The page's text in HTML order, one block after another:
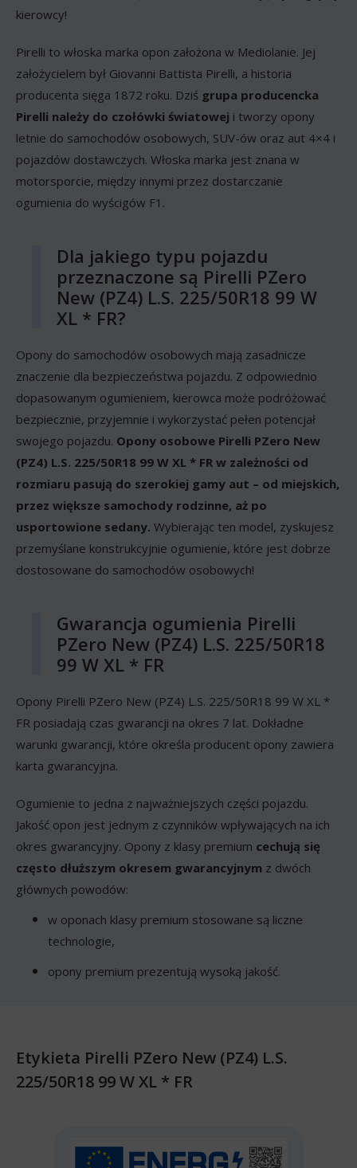
kierowcy!
Pirelli to włoska marka opon założona w Mediolanie. Jej
założycielem był Giovanni Battista Pirelli, a historia
producenta sięga 1872 roku. Dziś grupa producencka
Pirelli należy do czołówki światowej i tworzy opony
letnie do samochodów osobowych, SUV-ów oraz aut 4×4 i
pojazdów dostawczych. Włoska marka jest znana w
motorsporcie, między innymi przez dostarczanie
ogumienia do wyścigów F1.
Dla jakiego typu pojazdu
przeznaczone są Pirelli PZero
New (PZ4) L.S. 225/50R18 99 W
XL * FR?
Opony do samochodów osobowych mają zasadnicze
znaczenie dla bezpieczeństwa pojazdu. Z odpowiednio
dopasowanym ogumieniem, kierowca może podróżować
bezpiecznie, przyjemnie i wykorzystać pełen potencjał
swojego pojazdu. Opony osobowe Pirelli PZero New
(PZ4) L.S. 225/50R18 99 W XL * FR w zależności od
rozmiaru pasują do szerokiej gamy aut – od miejskich,
przez większe samochody rodzinne, aż po
usportowione sedany. Wybierając ten model, zyskujesz
przemyślane konstrukcyjnie ogumienie, które jest dobrze
dostosowane do samochodów osobowych!
Gwarancja ogumienia Pirelli
PZero New (PZ4) L.S. 225/50R18
99 W XL * FR
Opony Pirelli PZero New (PZ4) L.S. 225/50R18 99 W XL *
FR posiadają czas gwarancji na okres 7 lat. Dokładne
warunki gwarancji, które określa producent opony zawiera
karta gwarancyjna.
Ogumienie to jedna z najważniejszych części pojazdu.
Jakość opon jest jednym z czynników wpływających na ich
okres gwarancyjny. Opony z klasy premium cechują się
często dłuższym okresem gwarancyjnym z dwóch
głównych powodów:
w oponach klasy premium stosowane są liczne
technologie,
opony premium prezentują wysoką jakość.
Etykieta Pirelli PZero New (PZ4) L.S.
225/50R18 99 W XL * FR